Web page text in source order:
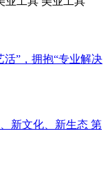
活”，拥抱“专业解决
新文化、新生态 第